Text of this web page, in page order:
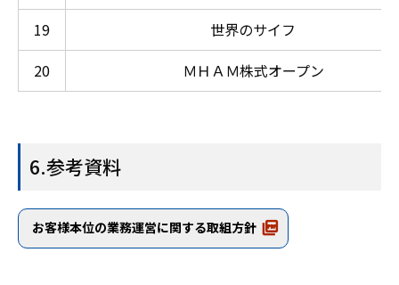
19
世界のサイフ
20
ＭＨＡＭ株式オープン
6.参考資料
お客様本位の業務運営に関する取組方針